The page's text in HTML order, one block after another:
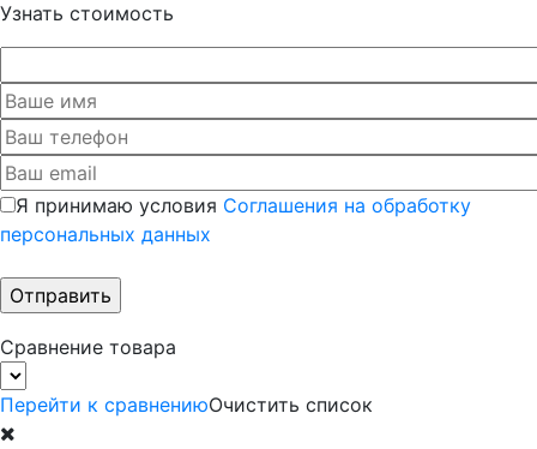
Узнать стоимость
Я принимаю условия Соглашения на обработку
персональных данных
Сравнение товара
Перейти к сравнениюОчистить список